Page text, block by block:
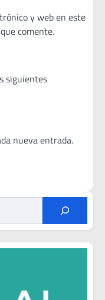
y web en este
comente.
siguientes
nueva entrada.